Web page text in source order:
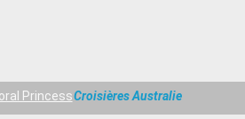
PrincessCroisières Australie